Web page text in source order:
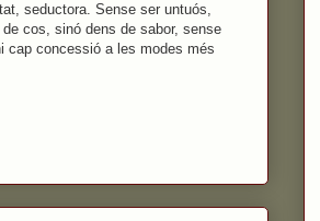
seductora. Sense ser untuós,
cos, sinó dens de sabor, sense
cap concessió a les modes més